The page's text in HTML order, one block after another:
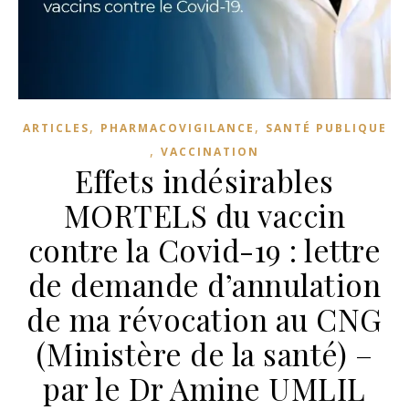
ARTICLES, PHARMACOVIGILANCE , SANTÉ PUBLIQUE
, VACCINATION
Effets indésirables
MORTELS du vaccin
contre la Covid-19 : lettre
de demande d’annulation
de ma révocation au CNG
(Ministère de la santé) –
par le Dr Amine UMLIL